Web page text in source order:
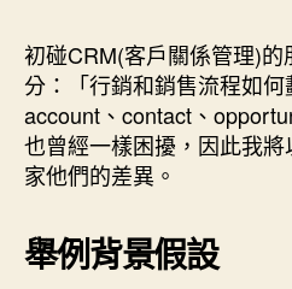
初碰CRM(客戶關係管理)
分：「行銷和銷售流程如何
account、contact、
也曾經一樣困擾，因此我
家他們的差異。
舉例背景假設